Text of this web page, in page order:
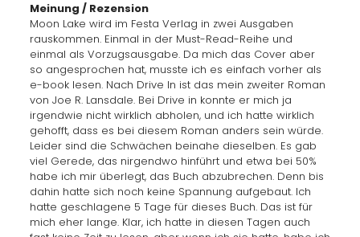
Meinung / Rezension
Moon Lake wird im Festa Verlag in zwei Ausgaben
rauskommen. Einmal in der Must-Read-Reihe und
einmal als Vorzugsausgabe. Da mich das Cover aber
so angesprochen hat, musste ich es einfach vorher als
e-book lesen. Nach Drive In ist das mein zweiter Roman
von Joe R. Lansdale. Bei Drive in konnte er mich ja
irgendwie nicht wirklich abholen, und ich hatte wirklich
gehofft, dass es bei diesem Roman anders sein würde.
Leider sind die Schwächen beinahe dieselben. Es gab
viel Gerede, das nirgendwo hinführt und etwa bei 50%
habe ich mir überlegt, das Buch abzubrechen. Denn bis
dahin hatte sich noch keine Spannung aufgebaut. Ich
hatte geschlagene 5 Tage für dieses Buch. Das ist für
mich eher lange. Klar, ich hatte in diesen Tagen auch